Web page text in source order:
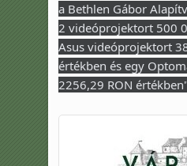
a Bethlen Gábor
2 videóprojektort 500
Asus videóprojektort
értékben és egy
2256,29 RON értékben"